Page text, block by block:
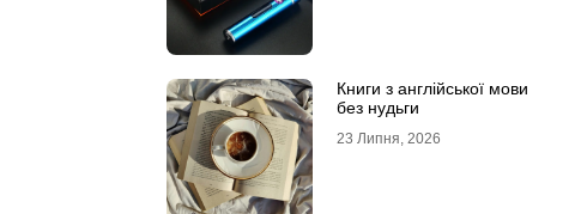
Книги з англійської мови
без нудьги
23 Липня, 2026